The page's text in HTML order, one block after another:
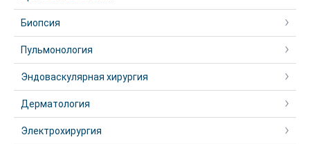
Биопсия
Пульмонология
Эндоваскулярная хирургия
Дерматология
Электрохирургия